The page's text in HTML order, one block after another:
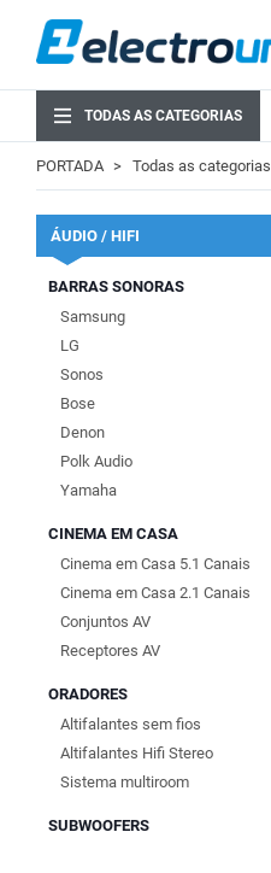
TODAS AS CATEGORIAS
PORTADA Todas as categorias
ÁUDIO / HIFI
BARRAS SONORAS
Samsung
LG
Sonos
Bose
Denon
Polk Audio
Yamaha
CINEMA EM CASA
Cinema em Casa 5.1 Canais
Cinema em Casa 2.1 Canais
Conjuntos AV
Receptores AV
ORADORES
Altifalantes sem fios
Altifalantes Hifi Stereo
Sistema multiroom
SUBWOOFERS